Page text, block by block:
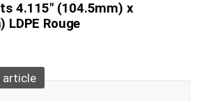
4.115" (104.5mm) x
LDPE Rouge
article